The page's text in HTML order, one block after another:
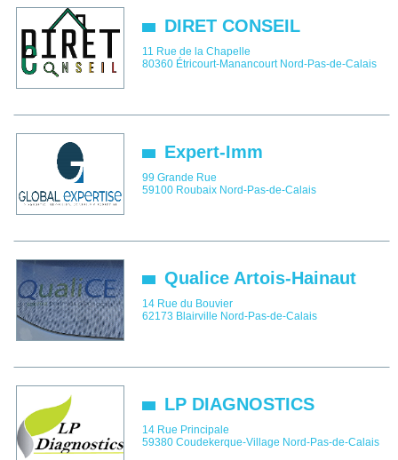
DIRET CONSEIL
11 Rue de la Chapelle
80360 Étricourt-Manancourt Nord-Pas-de-Calais
Expert-Imm
99 Grande Rue
59100 Roubaix Nord-Pas-de-Calais
Qualice Artois-Hainaut
14 Rue du Bouvier
62173 Blairville Nord-Pas-de-Calais
LP DIAGNOSTICS
14 Rue Principale
59380 Coudekerque-Village Nord-Pas-de-Calais